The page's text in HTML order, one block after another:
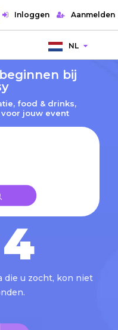
Aanmelden
Inloggen
NL
bij
food & drinks,
jouw event
die u zocht, kon niet